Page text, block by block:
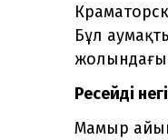
Бұл
жолындағы
Ресейдің
Мамыр